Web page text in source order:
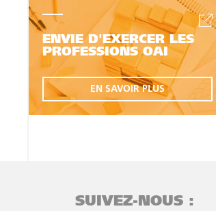
ENVIE D'EXERCER LES
PROFESSIONS OAI
EN SAVOIR PLUS
SUIVEZ-NOUS :